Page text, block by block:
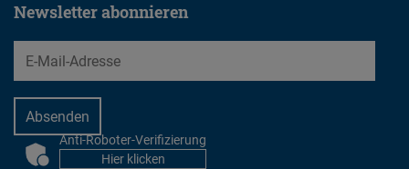
Newsletter abonnieren
EMail
CAPTCHAAnti-Roboter-Verifizierung
Hier klicken